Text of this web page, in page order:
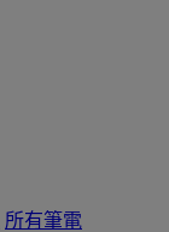
所有筆電